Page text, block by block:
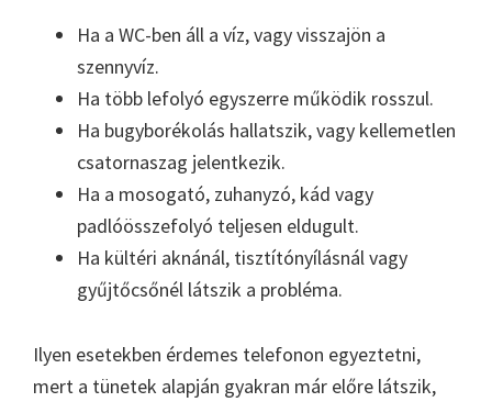
Ha a WC-ben áll a víz, vagy visszajön a
szennyvíz.
Ha több lefolyó egyszerre működik rosszul.
Ha bugyborékolás hallatszik, vagy kellemetlen
csatornaszag jelentkezik.
Ha a mosogató, zuhanyzó, kád vagy
padlóösszefolyó teljesen eldugult.
Ha kültéri aknánál, tisztítónyílásnál vagy
gyűjtőcsőnél látszik a probléma.
Ilyen esetekben érdemes telefonon egyeztetni,
mert a tünetek alapján gyakran már előre látszik,